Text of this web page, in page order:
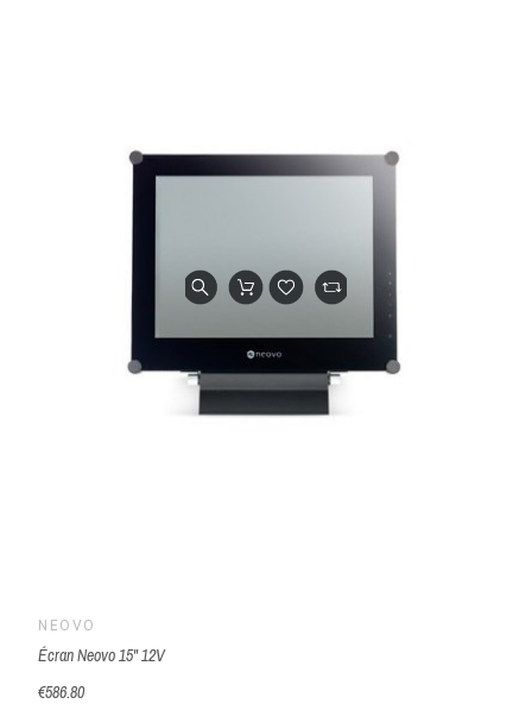
NEOVO
Écran Neovo 15" 12V
€586.80